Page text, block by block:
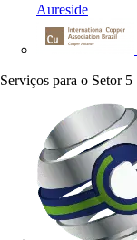
Aureside
Serviços para o Setor 5